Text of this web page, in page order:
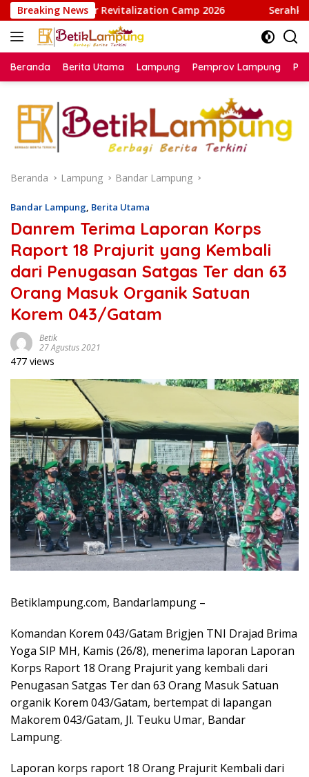
Langsung
ke
konten
Breaking News
Camp 2026 Serahkan Paket Sembako
Beranda Berita Utama Lampung Pemprov Lampung
Beranda Lampung Bandar Lampung
Bandar Lampung, Berita Utama
Danrem Terima Laporan Korps
Raport 18 Prajurit yang Kembali
dari Penugasan Satgas Ter dan 63
Orang Masuk Organik Satuan
Korem 043/Gatam
Betik
27 Agustus 2021
477 views
Betiklampung.com, Bandarlampung –
Komandan Korem 043/Gatam Brigjen TNI Drajad Brima
Yoga SIP MH, Kamis (26/8), menerima laporan Laporan
Korps Raport 18 Orang Prajurit yang kembali dari
Penugasan Satgas Ter dan 63 Orang Masuk Satuan
organik Korem 043/Gatam, bertempat di lapangan
Makorem 043/Gatam, Jl. Teuku Umar, Bandar
Lampung.
Laporan korps raport 18 Orang Prajurit Kembali dari